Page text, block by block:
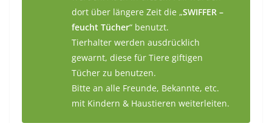
dort über längere Zeit die „SWIFFER –
feucht Tücher“ benutzt.
Tierhalter werden ausdrücklich
gewarnt, diese für Tiere giftigen
Tücher zu benutzen.
Bitte an alle Freunde, Bekannte, etc.
mit Kindern & Haustieren weiterleiten.